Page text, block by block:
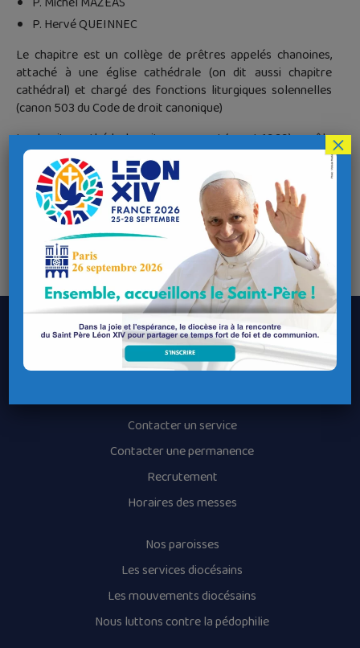
P. Hervé QUEINNEC
Le chapitre est un collège de prêtres appelés chanoines,
attaché à une église cathédrale (on dit aussi chapitre
cathédral) et chargé des fonctions liturgiques solennelles
(canon 503 du Code de droit canonique)
Le chapitre cathédral avait auparavant (avant 1969) un rôle
de conseil auprès de l’Évêque diocésain équivalant à celui
d’un sénat, c’est maintenant le conseil presbytéral qui a
cette fonction. Toutefois les chanoines peuvent-être
consultés par l’évêque pour les grandes décisions. Leur rôle
principal actuellement est la prière collégiale (en corps
constitué) pour le diocèse et l’évêque et l’action liturgique
solennelle au sein de la cathédrale.
Le Diocèse de Quimper et Léon
Contacter le Diocèse
Contacter ma Paroisse
Contacter un service
Contacter une permanence
Recrutement
Horaires des messes
Nos paroisses
Les services diocésains
Les mouvements diocésains
Nous luttons contre la pédophilie
×